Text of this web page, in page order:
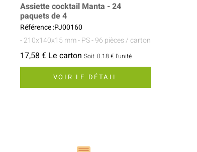
Assiette cocktail Manta - 24
paquets de 4
Référence :PJ00160
- 210x140x15 mm- PS- 96 pièces / carton
17,58 € Le carton Soit 0.18 € l'unité
VOIR LE DÉTAIL